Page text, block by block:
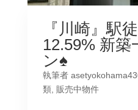
『川崎』駅
12.59% 新築
ン♠
執筆者
類, 販売中物件